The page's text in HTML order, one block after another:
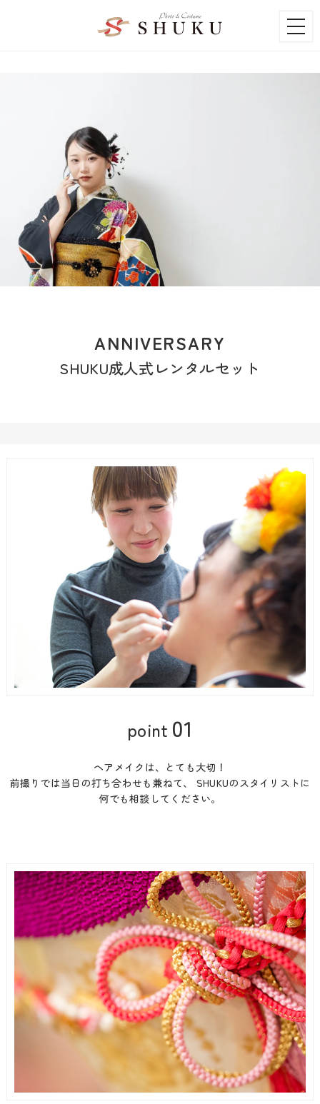
ANNIVERSARY
SHUKU成人式レンタルセット
point 01
ヘアメイクは、とても大切！
前撮りでは当日の打ち合わせも兼ねて、 SHUKUのスタイリストに
何でも相談してください。